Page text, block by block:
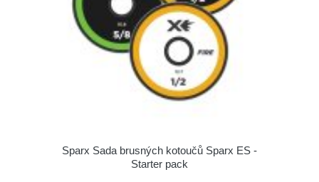
Sparx Sada brusných kotoučů Sparx ES -
Starter pack